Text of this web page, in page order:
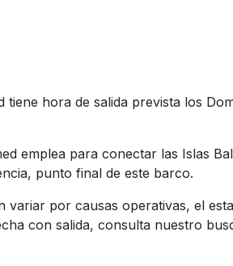
hora de salida prevista los
emplea para conectar las Islas
punto final de este barco.
variar por causas operativas, el
con salida, consulta nuestro